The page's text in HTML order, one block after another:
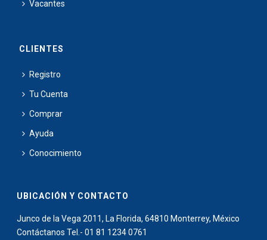
Vacantes
CLIENTES
Registro
Tu Cuenta
Comprar
Ayuda
Conocimiento
UBICACIÓN Y CONTACTO
Junco de la Vega 2011, La Florida, 64810 Monterrey, México
Contáctanos Tel.- 01 81 1234 0761